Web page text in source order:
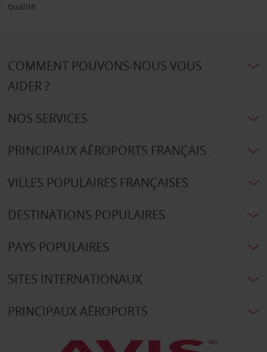
qualité.
COMMENT POUVONS-NOUS VOUS
AIDER ?
NOS SERVICES
PRINCIPAUX AÉROPORTS FRANÇAIS
VILLES POPULAIRES FRANÇAISES
DESTINATIONS POPULAIRES
PAYS POPULAIRES
SITES INTERNATIONAUX
PRINCIPAUX AÉROPORTS